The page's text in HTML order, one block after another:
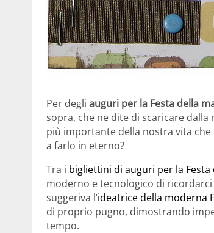
Per degli auguri per la Festa della
sopra, che ne dite di scaricare dalla
più importante della nostra vita
a farlo in eterno?
Tra i bigliettini di auguri per la Festa
moderno e tecnologico di
suggeriva l’ideatrice della moderna
di proprio pugno, dimostrando
tempo.